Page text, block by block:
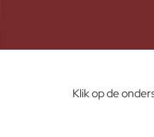
Klik op de